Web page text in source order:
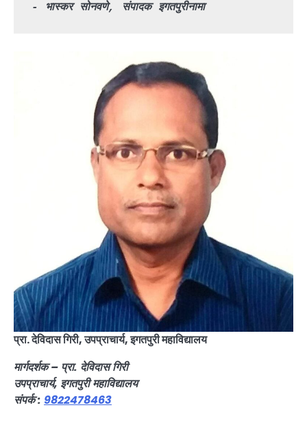
- भास्कर सोनवणे, संपादक इगतपुरीनामा
प्रा. देविदास गिरी, उपप्राचार्य, इगतपुरी महाविद्यालय
मार्गदर्शक – प्रा. देविदास गिरी
उपप्राचार्य, इगतपुरी महाविद्यालय
संपर्क : 9822478463